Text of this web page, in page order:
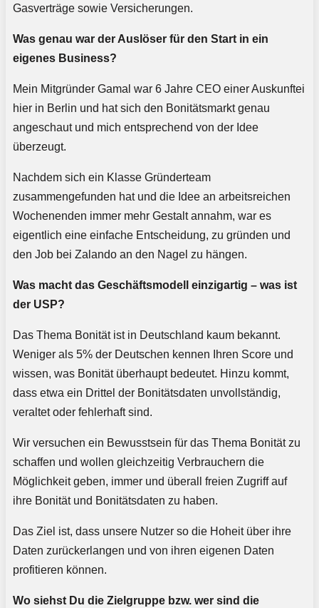
Gasverträge sowie Versicherungen.
Was genau war der Auslöser für den Start in ein
eigenes Business?
Mein Mitgründer Gamal war 6 Jahre CEO einer Auskunftei
hier in Berlin und hat sich den Bonitätsmarkt genau
angeschaut und mich entsprechend von der Idee
überzeugt.
Nachdem sich ein Klasse Gründerteam
zusammengefunden hat und die Idee an arbeitsreichen
Wochenenden immer mehr Gestalt annahm, war es
eigentlich eine einfache Entscheidung, zu gründen und
den Job bei Zalando an den Nagel zu hängen.
Was macht das Geschäftsmodell einzigartig – was ist
der USP?
Das Thema Bonität ist in Deutschland kaum bekannt.
Weniger als 5% der Deutschen kennen Ihren Score und
wissen, was Bonität überhaupt bedeutet. Hinzu kommt,
dass etwa ein Drittel der Bonitätsdaten unvollständig,
veraltet oder fehlerhaft sind.
Wir versuchen ein Bewusstsein für das Thema Bonität zu
schaffen und wollen gleichzeitig Verbrauchern die
Möglichkeit geben, immer und überall freien Zugriff auf
ihre Bonität und Bonitätsdaten zu haben.
Das Ziel ist, dass unsere Nutzer so die Hoheit über ihre
Daten zurückerlangen und von ihren eigenen Daten
profitieren können.
Wo siehst Du die Zielgruppe bzw. wer sind die